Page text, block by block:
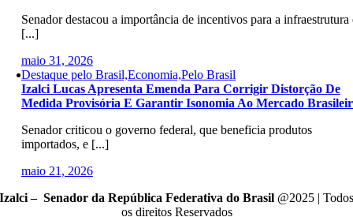
Senador destacou a importância de incentivos para a infraestrutura
[...]
maio 31, 2026
Destaque pelo Brasil,Economia,Pelo Brasil
Izalci Lucas Apresenta Emenda Para Corrigir Distorção De
Medida Provisória E Garantir Isonomia Ao Mercado
Senador criticou o governo federal, que beneficia produtos
importados, e [...]
maio 21, 2026
Izalci – Senador da República Federativa do Brasil @2025 | Todos
os direitos Reservados